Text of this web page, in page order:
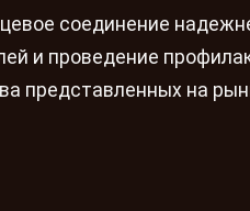
соединение
и проведение
представленных на